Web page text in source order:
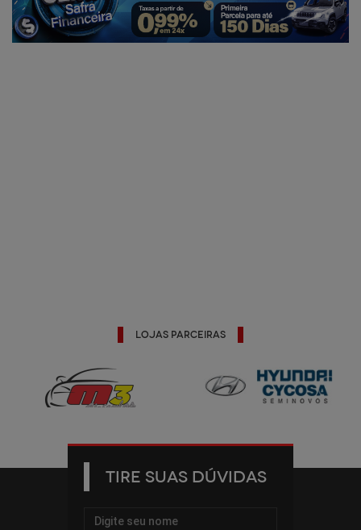
Lojas Parceiras
TIRE SUAS DÚVIDAS